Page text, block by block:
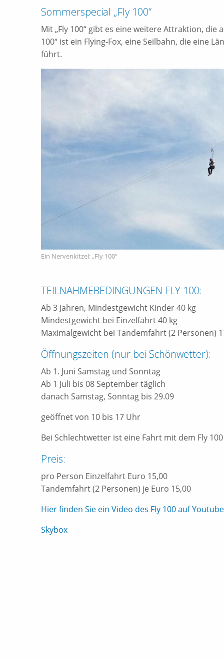
Sommerspecial „Fly 100“
Mit „Fly 100“ gibt es eine weitere Attraktion,
100“ ist ein Flying-Fox, eine Seilbahn, die eine
führt.
Ein Nervenkitzel: „Fly 100“
TEILNAHMEBEDINGUNGEN FLY 100:
Ab 3 Jahren, Mindestgewicht Kinder 40 kg
Mindestgewicht bei Einzelfahrt 40 kg
Maximalgewicht bei Tandemfahrt (2 Personen)
Öffnungszeiten (nur bei Schönwetter):
Ab 1. Juni Samstag und Sonntag
Ab 1 Juli bis 08 September täglich
danach Samstag, Sonntag bis 29.09
geöffnet von 10 bis 17 Uhr
Bei Schlechtwetter ist eine Fahrt mit dem Fly
Preis:
pro Person Einzelfahrt Euro 15,00
Tandemfahrt (2 Personen) je Euro 15,00
Hier finden Sie ein Video des Fly 100 auf
Beitrags-
Skybox